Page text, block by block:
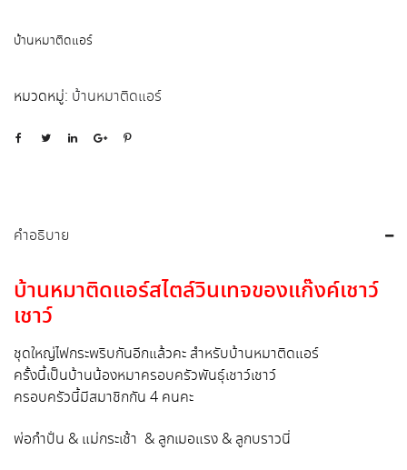
บ้านหมาติดแอร์
หมวดหมู่: บ้านหมาติดแอร์
คำอธิบาย
บ้านหมาติดแอร์สไตล์วินเทจของแก๊งค์เชาว์
เชาว์
ชุดใหญ่ไฟกระพริบกันอีกแล้วคะ สำหรับบ้านหมาติดแอร์
ครั้งนี้เป็นบ้านน้องหมาครอบครัวพันธุ์เชาว์เชาว์
ครอบครัวนี้มีสมาชิกกัน 4 คนคะ
พ่อกำปั่น & แม่กระเช้า & ลูกเมอแรง & ลูกบราวนี่